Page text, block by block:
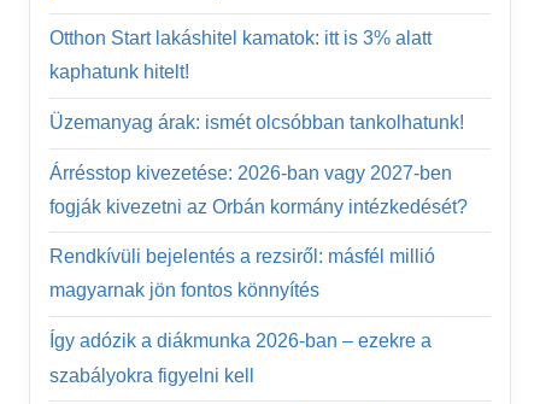
Otthon Start lakáshitel kamatok: itt is 3% alatt
kaphatunk hitelt!
Üzemanyag árak: ismét olcsóbban tankolhatunk!
Árrésstop kivezetése: 2026-ban vagy 2027-ben
fogják kivezetni az Orbán kormány intézkedését?
Rendkívüli bejelentés a rezsiről: másfél millió
magyarnak jön fontos könnyítés
Így adózik a diákmunka 2026-ban – ezekre a
szabályokra figyelni kell